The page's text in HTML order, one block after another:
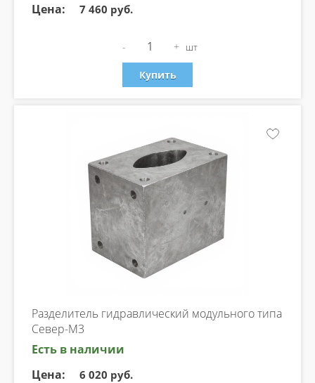
Цена:
7 460 руб.
- + шт
Купить
Разделитель гидравлический модульного типа
Север-М3
Есть в наличии
Цена:
6 020 руб.